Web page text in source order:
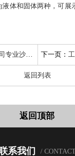
液体和固体两种，可展
模型设计与 下一页：工
返回列表
返回顶部
系我们 /